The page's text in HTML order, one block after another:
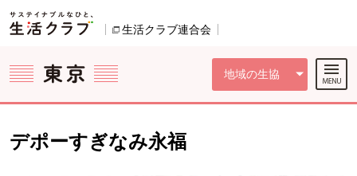
ページの先頭です。
生活クラブ連合会
地域の生協
ここからサイト内共通メニューです。
サイト内共通メニューをスキップする
サイト内共通メニューここまで。
デポーすぎなみ永福